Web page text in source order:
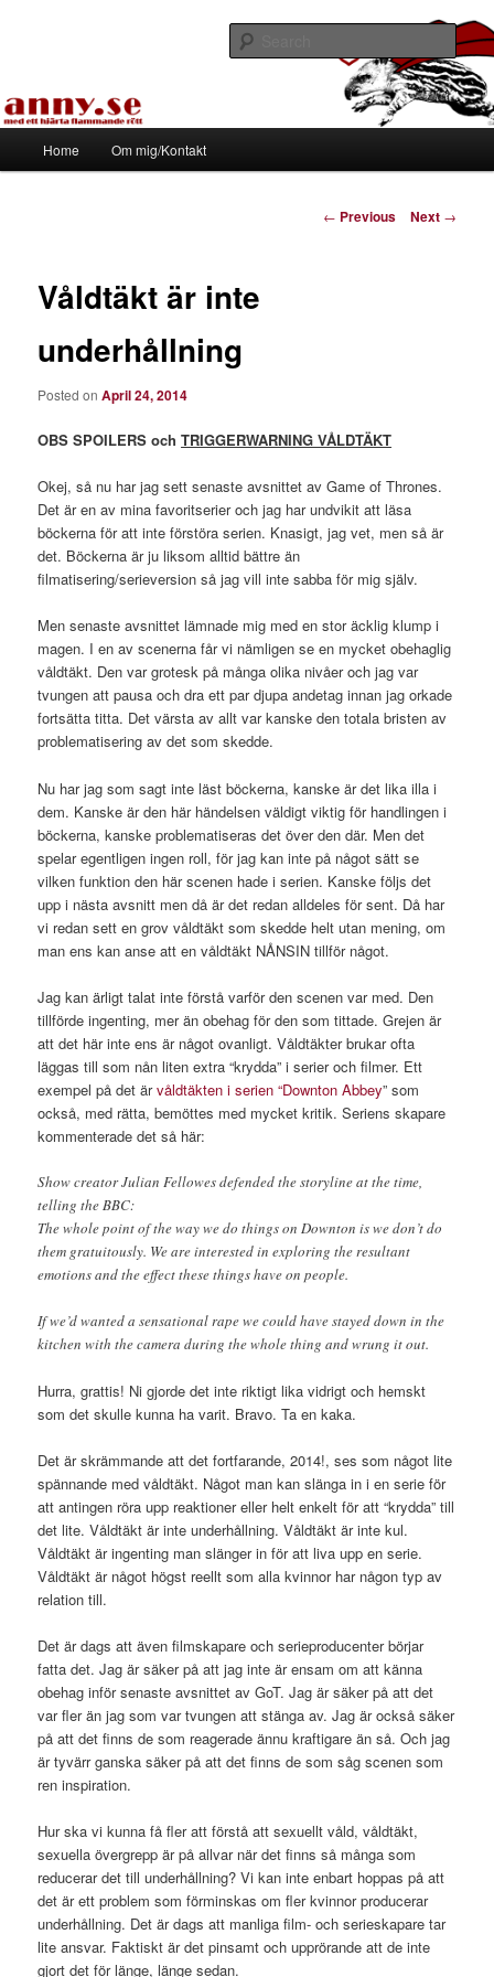
Tapirhen
Home Om mig/Kontakt
Post
← Previous Next →
Våldtäkt är inte
underhållning
Posted onApril 24, 2014
OBS SPOILERS ochTRIGGERWARNING VÅLDTÄKT
Okej, så nu har jag sett senaste avsnittet av Game of Thrones.
Det är en av mina favoritserier och jag har undvikit att läsa
böckerna för att inte förstöra serien. Knasigt, jag vet, men så är
det. Böckerna är ju liksom alltid bättre än
filmatisering/serieversion så jag vill inte sabba för mig själv.
Men senaste avsnittet lämnade mig med en stor äcklig klump i
magen. I en av scenerna får vi nämligen se en mycket obehaglig
våldtäkt. Den var grotesk på många olika nivåer och jag var
tvungen att pausa och dra ett par djupa andetag innan jag orkade
fortsätta titta. Det värsta av allt var kanske den totala bristen av
problematisering av det som skedde.
Nu har jag som sagt inte läst böckerna, kanske är det lika illa i
dem. Kanske är den här händelsen väldigt viktig för handlingen i
böckerna, kanske problematiseras det över den där. Men det
spelar egentligen ingen roll, för jag kan inte på något sätt se
vilken funktion den här scenen hade i serien. Kanske följs det
upp i nästa avsnitt men då är det redan alldeles för sent. Då har
vi redan sett en grov våldtäkt som skedde helt utan mening, om
man ens kan anse att en våldtäkt NÅNSIN tillför något.
Jag kan ärligt talat inte förstå varför den scenen var med. Den
tillförde ingenting, mer än obehag för den som tittade. Grejen är
att det här inte ens är något ovanligt. Våldtäkter brukar ofta
läggas till som nån liten extra “krydda” i serier och filmer. Ett
exempel på det ärvåldtäkten i serien “Downton Abbey” som
också, med rätta, bemöttes med mycket kritik. Seriens skapare
kommenterade det så här:
Show creator Julian Fellowes defended the storyline at the time,
telling the BBC:
The whole point of the way we do things on Downton is we don’t do
them gratuitously. We are interested in exploring the resultant
emotions and the effect these things have on people.
If we’d wanted a sensational rape we could have stayed down in the
kitchen with the camera during the whole thing and wrung it out.
Hurra, grattis! Ni gjorde det inte riktigt lika vidrigt och hemskt
som det skulle kunna ha varit. Bravo. Ta en kaka.
Det är skrämmande att det fortfarande, 2014!, ses som något lite
spännande med våldtäkt. Något man kan slänga in i en serie för
att antingen röra upp reaktioner eller helt enkelt för att “krydda” till
det lite. Våldtäkt är inte underhållning. Våldtäkt är inte kul.
Våldtäkt är ingenting man slänger in för att liva upp en serie.
Våldtäkt är något högst reellt som alla kvinnor har någon typ av
relation till.
Det är dags att även filmskapare och serieproducenter börjar
fatta det. Jag är säker på att jag inte är ensam om att känna
obehag inför senaste avsnittet av GoT. Jag är säker på att det
var fler än jag som var tvungen att stänga av. Jag är också säker
på att det finns de som reagerade ännu kraftigare än så. Och jag
är tyvärr ganska säker på att det finns de som såg scenen som
ren inspiration.
Hur ska vi kunna få fler att förstå att sexuellt våld, våldtäkt,
sexuella övergrepp är på allvar när det finns så många som
reducerar det till underhållning? Vi kan inte enbart hoppas på att
det är ett problem som förminskas om fler kvinnor producerar
underhållning. Det är dags att manliga film- och serieskapare tar
lite ansvar. Faktiskt är det pinsamt och upprörande att de inte
gjort det för länge, länge sedan.